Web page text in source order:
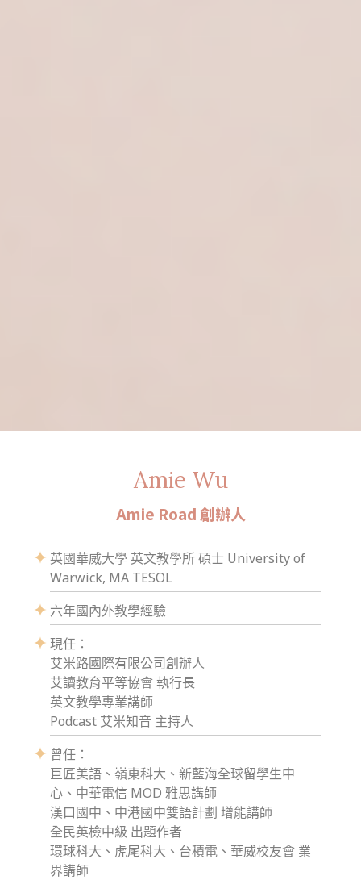
Amie Wu
Amie Road 創辦人
英國華威大學 英文教學所 碩士 University of
Warwick, MA TESOL
六年國內外教學經驗
現任：
艾米路國際有限公司創辦人
艾讀教育平等協會 執行長
英文教學專業講師
Podcast 艾米知音 主持人
曾任：
巨匠美語、嶺東科大、新藍海全球留學生中
心、中華電信 MOD 雅思講師
漢口國中、中港國中雙語計劃 增能講師
全民英檢中級 出題作者
環球科大、虎尾科大、台積電、華威校友會 業
界講師